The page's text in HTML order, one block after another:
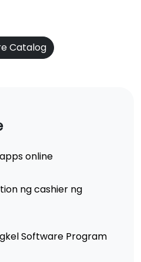
Catalog
online
ng cashier ng
Software Program